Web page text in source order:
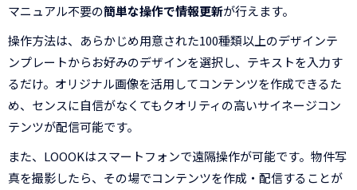
マニュアル不要の簡単な操作で情報更新が行えます。
操作方法は、あらかじめ用意された100種類以上のデザインテ
ンプレートからお好みのデザインを選択し、テキストを入力す
るだけ。オリジナル画像を活用してコンテンツを作成できるた
め、センスに自信がなくてもクオリティの高いサイネージコン
テンツが配信可能です。
また、LOOOKはスマートフォンで遠隔操作が可能です。物件写
真を撮影したら、その場でコンテンツを作成・配信することが